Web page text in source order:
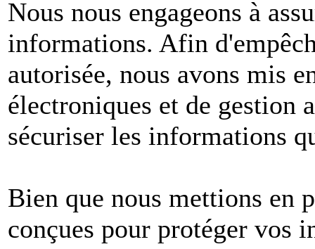
Nous nous engageons à
informations. Afin
autorisée, nous avons mis
électroniques et de gestion
sécuriser les informations
Bien que nous mettions en
conçues pour protéger vos